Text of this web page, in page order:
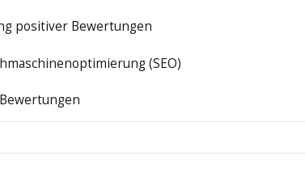
positiver Bewertungen
(SEO)